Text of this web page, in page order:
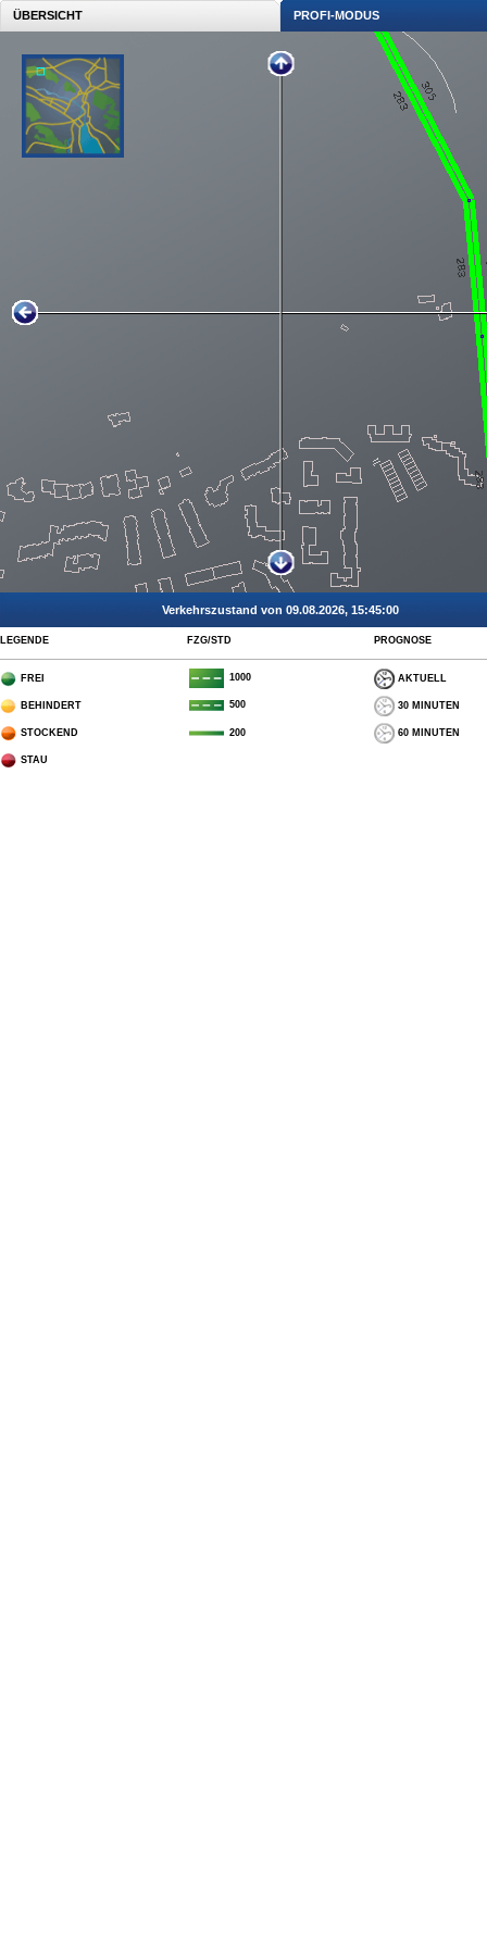
ÜBERSICHT PROFI-MODUS
Verkehrszustand von 09.08.2026, 15:45:00
LEGENDE FZG/STD PROGNOSE
FREI 1000 AKTUELL
BEHINDERT 500 30 MINUTEN
STOCKEND 200 60 MINUTEN
STAU